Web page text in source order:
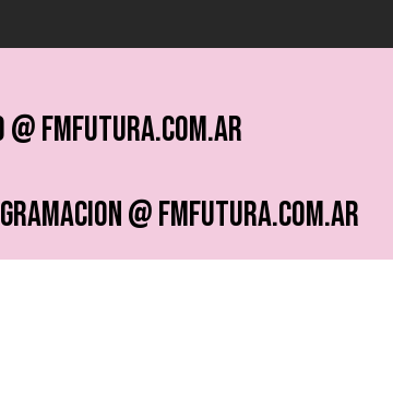
@ fmfutura.com.ar
@ fmfutura.com.ar